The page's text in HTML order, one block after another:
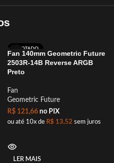
ESGOTADO
Fan 140mm Geometric Future
2503R-14B Reverse ARGB
Preto
Fan
Geometric Future
R$ 121,66 no PIX
ou até 10x de R$ 13,52 sem juros
LER MAIS